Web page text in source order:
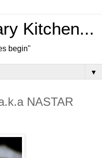
Kitchen...
begin"
▼
NASTAR